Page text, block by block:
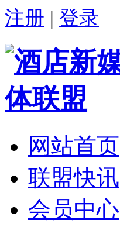
注册 | 登录
网站首页
联盟快讯
会员中心